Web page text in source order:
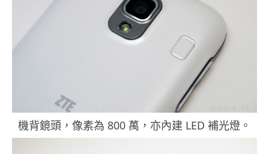
機背鏡頭，像素為 800 萬，亦內建 LED 補光燈。